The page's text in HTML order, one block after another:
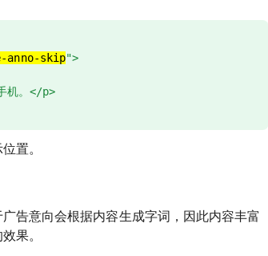
anno-skip">
机。</p>
置。
告意向会根据内容生成字词，因此内容丰富
果。